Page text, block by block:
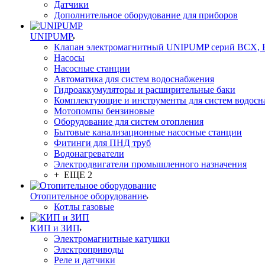
Датчики
Дополнительное оборудование для приборов
UNIPUMP
Клапан электромагнитный UNIPUMP серий BCX,
Насосы
Насосные станции
Автоматика для систем водоснабжения
Гидроаккумуляторы и расширительные баки
Комплектующие и инструменты для систем
Мотопомпы бензиновые
Оборудование для систем отопления
Бытовые канализационные насосные станции
Фитинги для ПНД труб
Водонагреватели
Электродвигатели промышленного назначения
+ ЕЩЕ 2
Отопительное оборудование
Котлы газовые
КИП и ЗИП
Электромагнитные катушки
Электроприводы
Реле и датчики